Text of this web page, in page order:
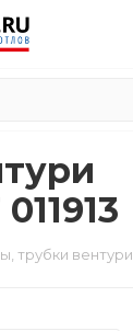
трубки вентури